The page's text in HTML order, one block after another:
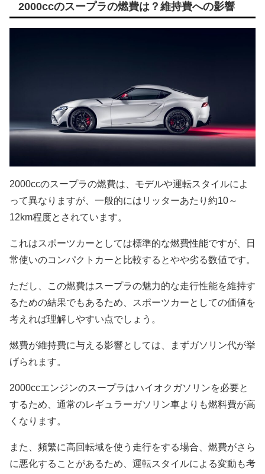
2000ccのスープラの燃費は？維持費への影響
2000ccのスープラの燃費は、モデルや運転スタイルによ
って異なりますが、一般的にはリッターあたり約10～
12km程度とされています。
これはスポーツカーとしては標準的な燃費性能ですが、日
常使いのコンパクトカーと比較するとやや劣る数値です。
ただし、この燃費はスープラの魅力的な走行性能を維持す
るための結果でもあるため、スポーツカーとしての価値を
考えれば理解しやすい点でしょう。
燃費が維持費に与える影響としては、まずガソリン代が挙
げられます。
2000ccエンジンのスープラはハイオクガソリンを必要と
するため、通常のレギュラーガソリン車よりも燃料費が高
くなります。
また、頻繁に高回転域を使う走行をする場合、燃費がさら
に悪化することがあるため、運転スタイルによる変動も考